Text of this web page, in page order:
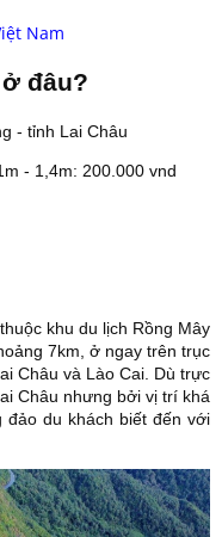
Nam
đâu?
- tỉnh Lai Châu
- 1,4m: 200.000 vnd
khu du lịch Rồng Mây
7km, ở ngay trên trục
Châu và Lào Cai. Dù trực
Châu nhưng bởi vị trí khá
đảo du khách biết đến với